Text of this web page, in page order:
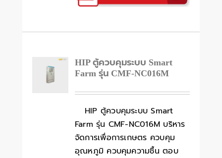
HIP ตู้ควบคุมระบบ Smart
Farm รุ่น CMF-NC016M
HIP ตู้ควบคุมระบบ Smart
Farm รุ่น CMF-NC016M บริหาร
จัดการเพื่อการเกษตร ควบคุม
อุณหภูมิ ควบคุมความชื้น ตอบ